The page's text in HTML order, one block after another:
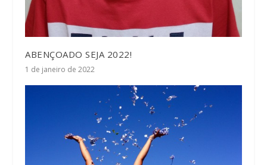
ABENÇOADO SEJA 2022!
1 de janeiro de 2022